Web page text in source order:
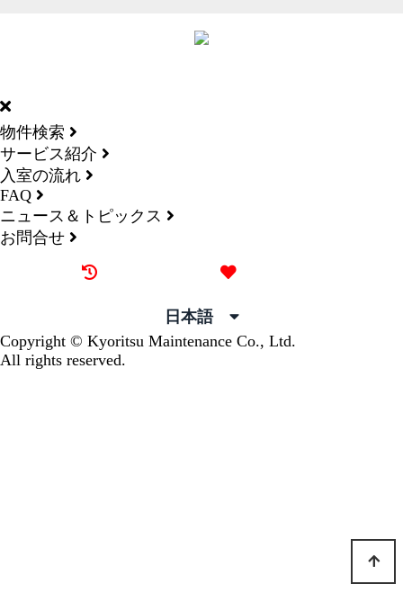
物件検索
サービス紹介
入室の流れ
FAQ
ニュース＆トピックス
お問合せ
日本語
Copyright © Kyoritsu Maintenance Co., Ltd.
All rights reserved.